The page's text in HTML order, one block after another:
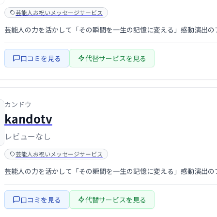
芸能人お祝いメッセージサービス
芸能人の力を活かして「その瞬間を一生の記憶に変える」感動演出
口コミを見る 代替サービスを見る
カンドウ
kandotv
レビューなし
芸能人お祝いメッセージサービス
芸能人の力を活かして「その瞬間を一生の記憶に変える」感動演出
口コミを見る 代替サービスを見る